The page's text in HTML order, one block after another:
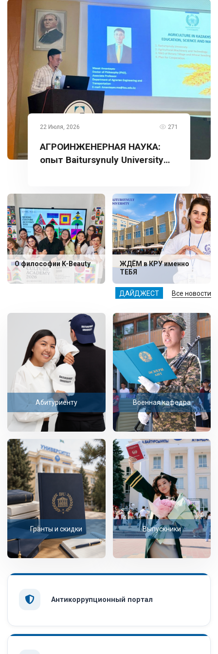
ДАЙДЖЕСТ Все новости
22 Июля, 2026 271
АГРОИНЖЕНЕРНАЯ НАУКА:
опыт Baitursynuly University
О философии K-Beauty
ЖДЁМ в КРУ именно
ТЕБЯ
Абитуриенту Военная кафедра
Гранты и скидки Выпускники
Антикоррупционный портал